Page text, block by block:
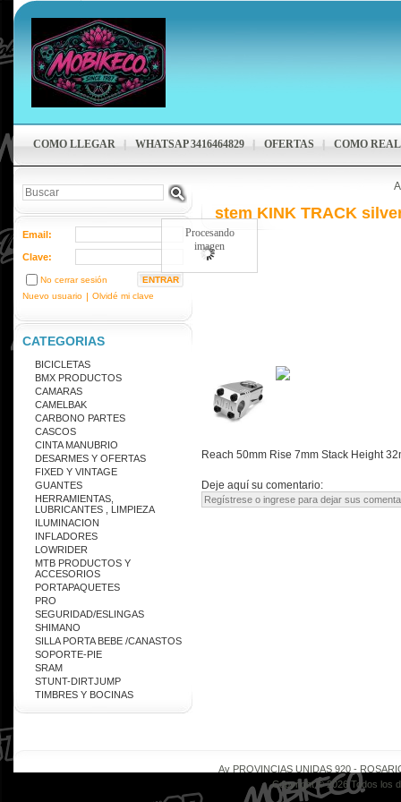
COMO LLEGAR WHATSAP 3416464829 OFERTAS COMO
Email:
Clave:
No cerrar sesión
Nuevo usuario | Olvidé mi clave
CATEGORIAS
BICICLETAS
BMX PRODUCTOS
CAMARAS
CAMELBAK
CARBONO PARTES
CASCOS
CINTA MANUBRIO
DESARMES Y OFERTAS
FIXED Y VINTAGE
GUANTES
HERRAMIENTAS,
LUBRICANTES , LIMPIEZA
ILUMINACION
INFLADORES
LOWRIDER
MTB PRODUCTOS Y
ACCESORIOS
PORTAPAQUETES
PRO
SEGURIDAD/ESLINGAS
SHIMANO
SILLA PORTA BEBE /CANASTOS
SOPORTE-PIE
SRAM
STUNT-DIRTJUMP
TIMBRES Y BOCINAS
stem KINK TRACK
Procesando
imagen
Reach 50mm Rise 7mm Stack Height
Deje aquí su comentario:
Av PROVINCIAS UNIDAS 920 -
Copyright © 2026 Todos los